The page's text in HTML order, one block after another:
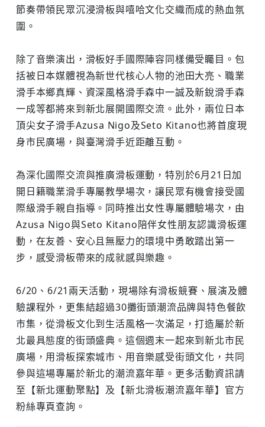
節奏帶領民眾沉浸滑板與嘻哈文化交織而成的熱血氛
圍。
除了音樂演出，滑板好手國際陣容同樣備受矚目。包
括被日本媒體視為新世代核心人物的池田大亮、職業
滑手本鄉真輝、資深風格滑手森中一誠及新銳滑手森
一成等都將來到新北展開國際交流。此外，兩位日本
頂尖女子滑手Azusa Nigo及Seto Kitano也將首度現
身市民廣場，與臺灣滑手近距離互動。
為深化國際交流與推廣滑板運動，特別於6月21日加
開日籍職業滑手專屬教學場次，讓民眾有機會接受國
際級滑手親自指導。同時推出女性專屬體驗場次，由
Azusa Nigo與Seto Kitano陪伴女性朋友認識滑板運
動，在友善、安心且無壓力的環境中勇敢踏出第一
步，感受滑板帶來的成就感與樂趣。
6/20、6/21兩天活動，現場除有滑板競賽、展演及體
驗課程外，更集結超過30攤街頭潮流品牌與特色餐飲
市集，從滑板文化到生活風格一次滿足，打造屬於新
北最具態度的街頭盛典。這個週末一起來到新北市民
廣場，用滑板探索城市、用音樂感受街頭文化，共同
參與這場專屬於新北的潮流嘉年華。更多活動資訊請
至【新北運動聚點】及【新北滑板潮流嘉年華】官方
粉絲專頁查詢。